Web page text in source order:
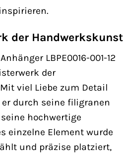
der Handwerkskunst
LBPE0016-001-12
der
viel Liebe zum Detail
durch seine filigranen
hochwertige
einzelne Element wurde
und präzise platziert,